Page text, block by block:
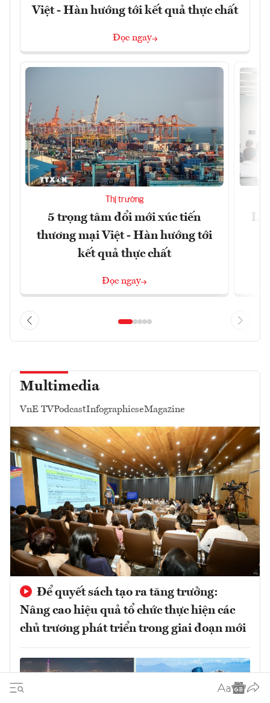
Việt - Hàn hướng tới kết quả thực chất
Đọc ngay
Thị trường
5 trọng tâm đổi mới xúc tiến
thương mại Việt - Hàn hướng tới
kết quả thực chất
Đọc ngay
Multimedia
VnE TVPodcastInfographicseMagazine
Để quyết sách tạo ra tăng trưởng:
Nâng cao hiệu quả tổ chức thực hiện các
chủ trương phát triển trong giai đoạn mới